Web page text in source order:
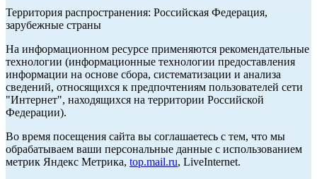
Территория распространения: Российская Федерация,
зарубежные страны
На информационном ресурсе применяются рекомендательные
технологии (информационные технологии предоставления
информации на основе сбора, систематизации и анализа
сведений, относящихся к предпочтениям пользователей сети
"Интернет", находящихся на территории Российской
Федерации).
Во время посещения сайта вы соглашаетесь с тем, что мы
обрабатываем ваши персональные данные с использованием
метрик Яндекс Метрика, top.mail.ru, LiveInternet.